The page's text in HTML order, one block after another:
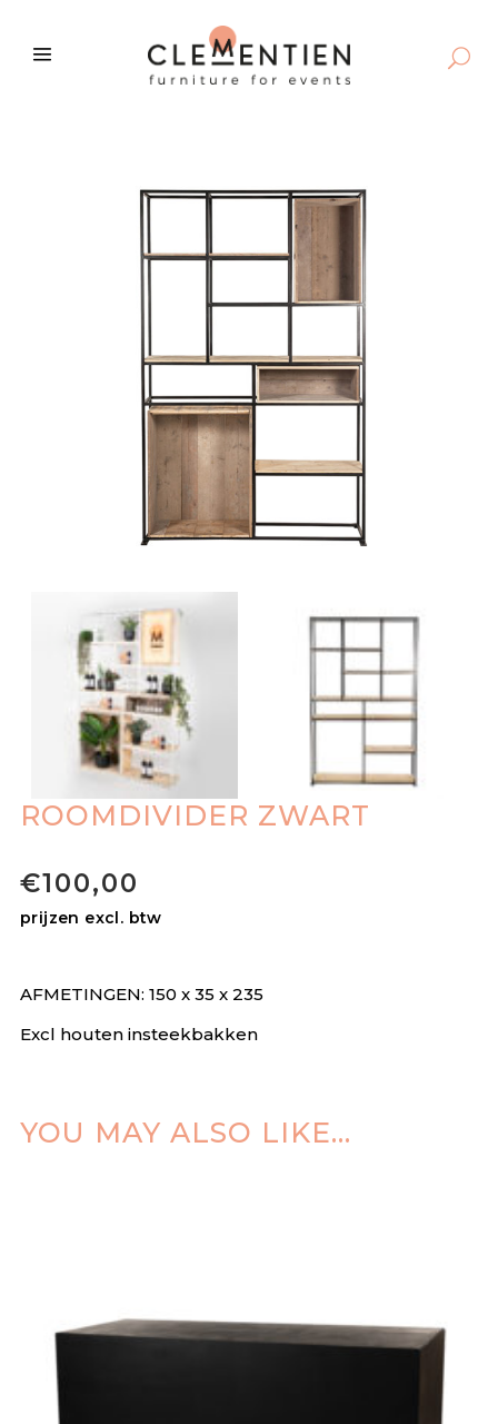
ROOMDIVIDER ZWART
€100,00
prijzen excl. btw
AFMETINGEN: 150 x 35 x 235
Excl houten insteekbakken
YOU MAY ALSO LIKE…